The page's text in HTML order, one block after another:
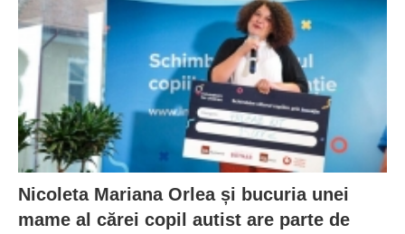
Nicoleta Mariana Orlea și bucuria unei
mame al cărei copil autist are parte de